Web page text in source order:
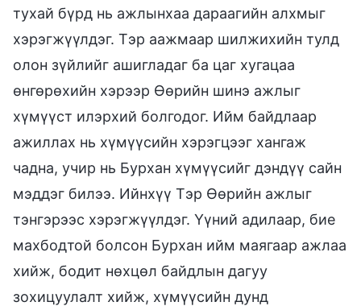
тухай бүрд нь ажлынхаа дараагийн алхмыг
хэрэгжүүлдэг. Тэр аажмаар шилжихийн тулд
олон зүйлийг ашигладаг ба цаг хугацаа
өнгөрөхийн хэрээр Өөрийн шинэ ажлыг
хүмүүст илэрхий болгодог. Ийм байдлаар
ажиллах нь хүмүүсийн хэрэгцээг хангаж
чадна, учир нь Бурхан хүмүүсийг дэндүү сайн
мэддэг билээ. Ийнхүү Тэр Өөрийн ажлыг
тэнгэрээс хэрэгжүүлдэг. Үүний адилаар, бие
махбодтой болсон Бурхан ийм маягаар ажлаа
хийж, бодит нөхцөл байдлын дагуу
зохицуулалт хийж, хүмүүсийн дунд